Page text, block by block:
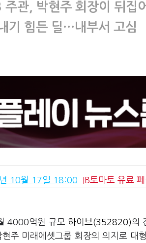
관, 박현주 회장이 뒤집
기 힘든 딜…내부서 고심
10월 17일 18:00 IB토마토 유료 페
4000억원 규모 하이브(352820)의
주 미래에셋그룹 회장의 의지로 대